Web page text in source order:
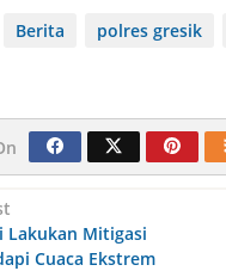
Berita polres gresik
Lakukan Mitigasi
Cuaca Ekstrem